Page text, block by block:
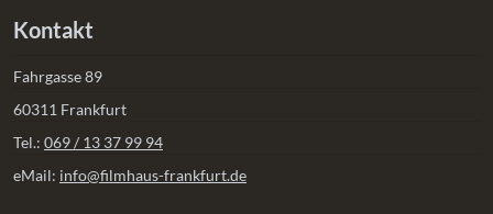
Kontakt
Fahrgasse 89
60311 Frankfurt
Tel.: 069 / 13 37 99 94
eMail: info@filmhaus-frankfurt.de